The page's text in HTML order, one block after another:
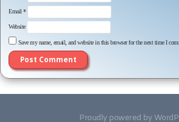
Email*
Website
Save my name, email, and website in this browser for the next time I
Proudly powered by